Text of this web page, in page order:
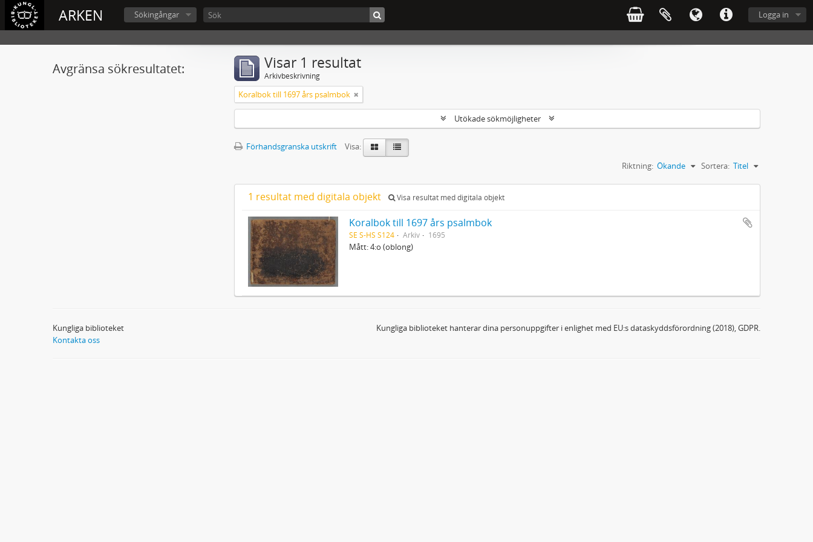
ARKEN Logga in
Sökingångar
Avgränsa sökresultatet: Visar 1 resultat
Arkivbeskrivning
Koralbok till 1697 års psalmbok
Utökade sökmöjligheter
Förhandsgranska utskrift
Visa:
Sortera: Titel
Riktning: Ökande
1 resultat med digitala objekt Visa resultat med digitala objekt
Koralbok till 1697 års psalmbok
SE S-HS S124 Arkiv 1695
Mått: 4:o (oblong)
Kungliga biblioteket
Kontakta oss
Kungliga biblioteket hanterar dina personuppgifter i enlighet med EU:s dataskyddsförordning (2018), GDPR.